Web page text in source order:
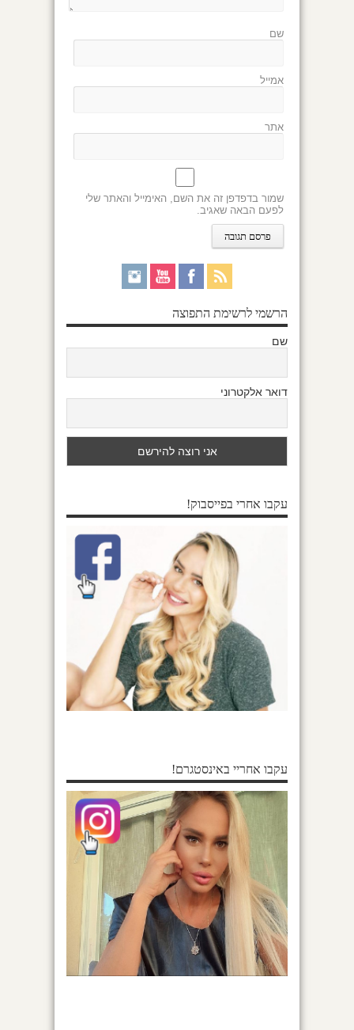
שם
אמייל
אתר
שמור בדפדפן זה את השם, האימייל והאתר שלי
לפעם הבאה שאגיב.
הרשמי לרשימת התפוצה
שם
דואר אלקטרוני
עקבו אחרי בפייסבוק!
עקבו אחריי באינסטגרם!